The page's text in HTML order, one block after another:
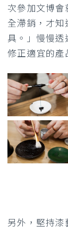
次參加文博會
全滯銷，才知
具。」慢慢透
修正適宜的產
另外，堅持漆